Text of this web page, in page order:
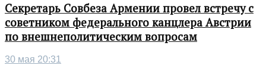
Секретарь Совбеза Армении провел встречу с
советником федерального канцлера Австрии
по внешнеполитическим вопросам
30 мая 20:31